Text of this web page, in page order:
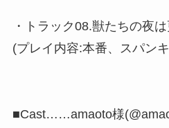
・トラック08.獣たちの夜
(プレイ内容:本番、スパン
■Cast……amaoto様